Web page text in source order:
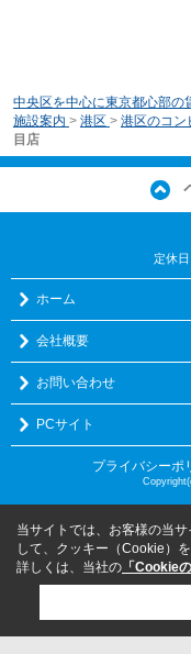
中央区を中心に東京都心部の
施設案内 > 港区 > 港区のコン
目店
定休
ホーム
会社概要
お問い合わせ
PCサイト
プライバシーポ
当サイトでは、お客様の当
して、クッキー（Cookie）を
詳しくは、当社の 「Cookie